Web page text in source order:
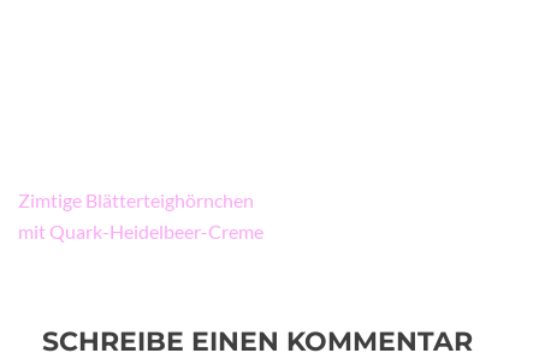
Beitragsnavigation
Zimtige Blätterteighörnchen
mit Quark-Heidelbeer-Creme
SCHREIBE EINEN KOMMENTAR